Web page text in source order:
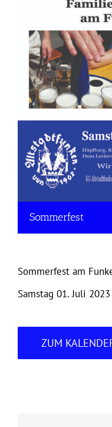
Sommerfest
Sommerfest am
Samstag 01. Juli
ZUM